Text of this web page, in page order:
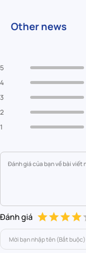
Other news
5
4
3
2
1
Đánh giá